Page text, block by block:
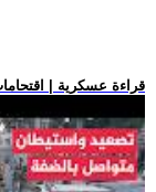
.. قراءة عسكرية |